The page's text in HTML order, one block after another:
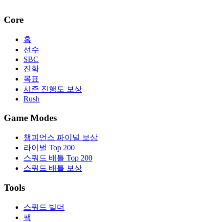
Core
홈
선수
SBC
진화
목표
시즌 진행도 보상
Rush
Game Modes
챔피언스 파이널 보상
라이벌 Top 200
스쿼드 배틀 Top 200
스쿼드 배틀 보상
Tools
스쿼드 빌더
팩